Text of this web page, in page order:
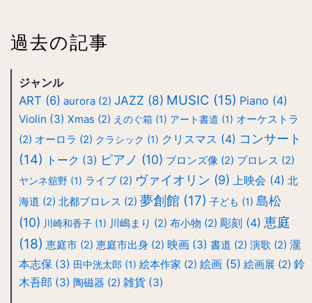
過去の記事
ジャンル
ART (6) aurora(2) JAZZ (8) MUSIC (15) Piano (4)
Violin (3) Xmas (2) えのぐ箱(1) アート書道 (1) オーケストラ
(2) オーロラ (2) クラシック (1) クリスマス (4) コンサート
(14)
トーク (3) ピアノ (10) ブロンズ像(2) プロレス (2)
ヤンネ舘野(1) ライブ(2) ヴァイオリン (9) 上映会 (4) 北
海道 (2) 北都プロレス (2) 夢創館 (17) 子ども (1) 島松
(10) 川崎和香子(1) 川嶋まり (2) 布小物 (2) 彫刻 (4) 恵庭
(18) 恵庭市(2) 恵庭市出身 (2) 映画(3) 書道 (2) 演歌 (2) 瀧
本志保(3) 田中洸太郎 (1) 絵本作家 (2) 絵画(5) 絵画展 (2) 鈴
木吾郎 (3) 陶磁器 (2) 雑貨(3)